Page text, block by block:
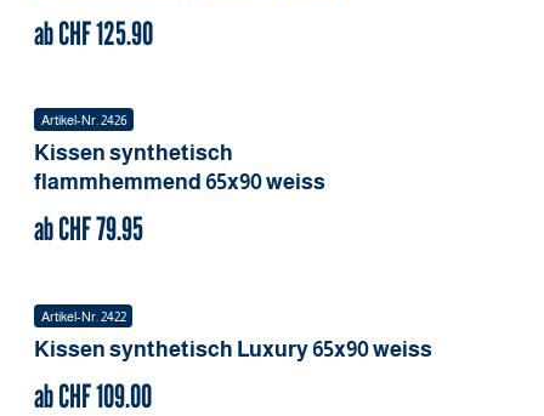
ab CHF125.90
Artikel-Nr. 2426
Kissen synthetisch
flammhemmend 65x90weiss
ab CHF79.95
Artikel-Nr. 2422
Kissen synthetisch Luxury 65x90weiss
ab CHF109.00